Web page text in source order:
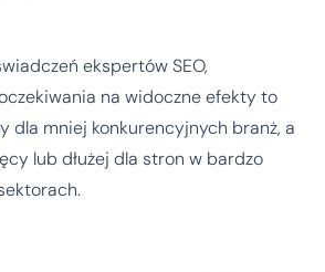
ekspertów SEO,
na widoczne efekty to
dla mniej konkurencyjnych branż, a
lub dłużej dla stron w bardzo